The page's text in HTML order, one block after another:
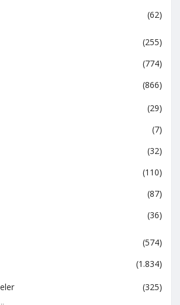
(62)
(255)
(774)
(866)
(29)
(7)
(32)
(110)
(87)
(36)
(574)
(1.834)
(325)